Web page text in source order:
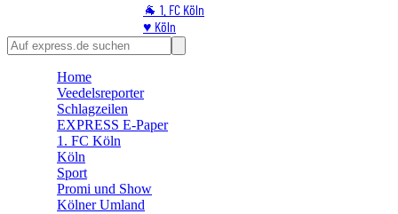
🐐 1. FC Köln
♥️ Köln
⭐ Promi
🛒 Shoppingwelt
Home
Veedelsreporter
Schlagzeilen
EXPRESS E-Paper
1. FC Köln
Köln
Sport
Promi und Show
Kölner Umland